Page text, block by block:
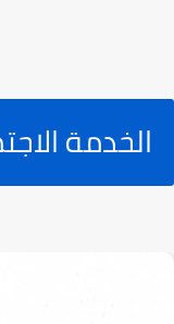
الخدمة